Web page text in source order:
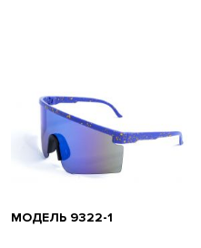
МОДЕЛЬ 9322-1